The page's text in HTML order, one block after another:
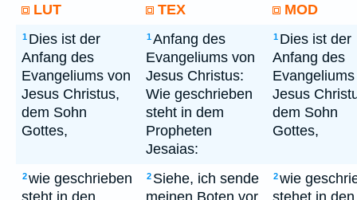
LUT
TEX MOD
1 Dies ist der
Anfang des
Evangeliums von
Jesus Christus,
dem Sohn
Gottes,
1Anfang des
Evangeliums von
Jesus Christus:
Wie geschrieben
steht in dem
Propheten
Jesaias:
1 Dies ist der
Anfang des
Jesus
dem Sohn
Gottes,
2wie geschrieben
steht in den
2 Siehe, ich sende
meinen Boten vor
2wie
stehet in den